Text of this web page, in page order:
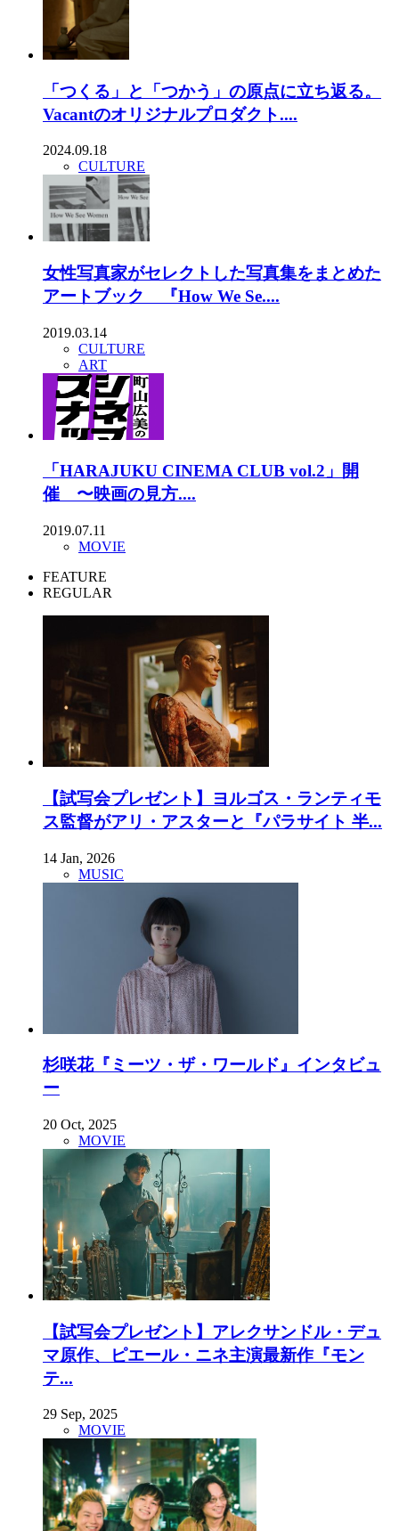
「つくる」と「つかう」の原点に立ち返る。
Vacantのオリジナルプロダクト....
2024.09.18
CULTURE
女性写真家がセレクトした写真集をまとめた
アートブック 『How We Se....
2019.03.14
CULTURE
ART
「HARAJUKU CINEMA CLUB vol.2」開
催 〜映画の見方....
2019.07.11
MOVIE
FEATURE
REGULAR
【試写会プレゼント】ヨルゴス・ランティモ
ス監督がアリ・アスターと『パラサイト 半...
14 Jan, 2026
MUSIC
杉咲花『ミーツ・ザ・ワールド』インタビュ
ー
20 Oct, 2025
MOVIE
【試写会プレゼント】アレクサンドル・デュ
マ原作、ピエール・ニネ主演最新作『モン
テ...
29 Sep, 2025
MOVIE